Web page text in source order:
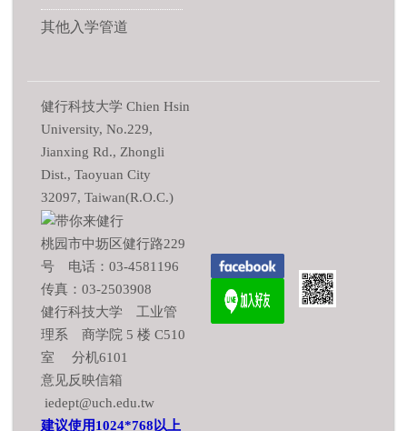
其他入学管道
健行科技大学 Chien Hsin
University, No.229,
Jianxing Rd., Zhongli
Dist., Taoyuan City
32097, Taiwan(R.O.C.)
桃园市中坜区健行路229
号 电话：03-4581196
传真：03-2503908
健行科技大学 工业管
理系 商学院 5 楼 C510
室 分机6101
意见反映信箱
iedept@uch.edu.tw
建议使用1024*768以上